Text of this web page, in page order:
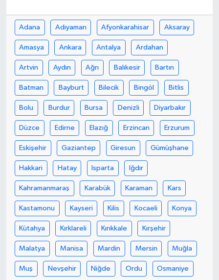
Adana Adıyaman Afyonkarahisar Aksaray
Amasya Ankara Antalya Ardahan
Artvin Aydın Ağrı Balıkesir Bartın
Batman Bayburt Bilecik Bingöl Bitlis
Bolu Burdur Bursa Denizli Diyarbakır
Düzce Edirne Elazığ Erzincan Erzurum
Eskişehir Gaziantep Giresun Gümüşhane
Hakkari Hatay Isparta Iğdır
Kahramanmaraş Karabük Karaman Kars
Kastamonu Kayseri Kilis Kocaeli Konya
Kütahya Kırklareli Kırıkkale Kırşehir
Malatya Manisa Mardin Mersin Muğla
Muş Nevşehir Niğde Ordu Osmaniye
Bilim, Teknoloji